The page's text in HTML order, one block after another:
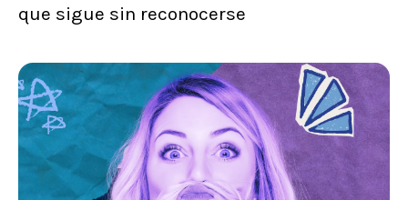
que sigue sin reconocerse